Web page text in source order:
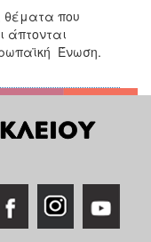
θέματα που
άπτονται
Ένωση.